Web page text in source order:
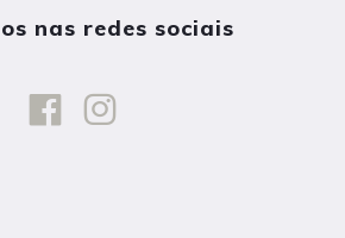
nas redes sociais